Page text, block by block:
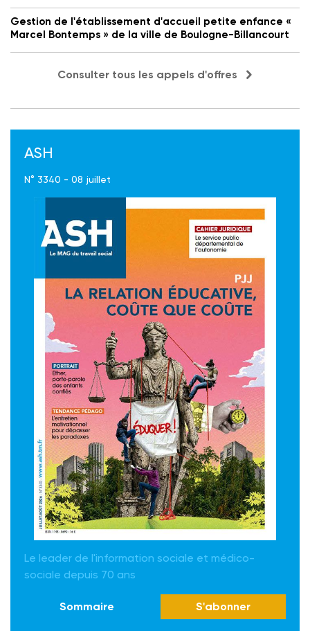
Gestion de l'établissement d'accueil petite enfance «
Marcel Bontemps » de la ville de Boulogne-Billancourt
Consulter tous les appels d'offres
ASH
N° 3340 - 08 juillet
Le leader de l'information sociale et médico-
sociale depuis 70 ans
Sommaire S'abonner